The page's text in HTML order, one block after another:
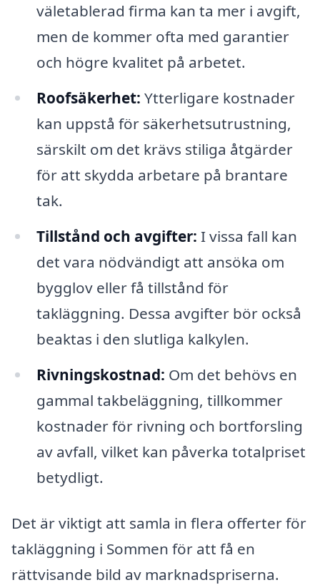
väletablerad firma kan ta mer i avgift,
men de kommer ofta med garantier
och högre kvalitet på arbetet.
Roofsäkerhet: Ytterligare kostnader
kan uppstå för säkerhetsutrustning,
särskilt om det krävs stiliga åtgärder
för att skydda arbetare på brantare
tak.
Tillstånd och avgifter: I vissa fall kan
det vara nödvändigt att ansöka om
bygglov eller få tillstånd för
takläggning. Dessa avgifter bör också
beaktas i den slutliga kalkylen.
Rivningskostnad: Om det behövs en
gammal takbeläggning, tillkommer
kostnader för rivning och bortforsling
av avfall, vilket kan påverka totalpriset
betydligt.
Det är viktigt att samla in flera offerter för
takläggning i Sommen för att få en
rättvisande bild av marknadspriserna.